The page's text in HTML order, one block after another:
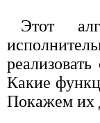
Этот
Какие
Покажем их